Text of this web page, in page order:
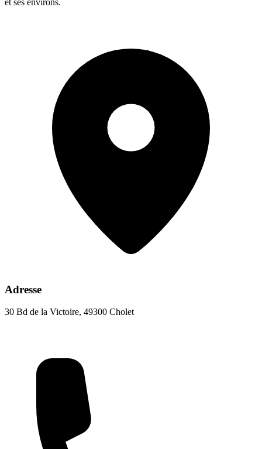
Adresse
30 Bd de la Victoire, 49300 Cholet